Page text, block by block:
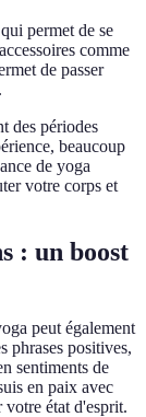
permet de se
comme
de passer
des périodes
beaucoup
de yoga
votre corps et
: un boost
peut également
phrases positives,
sentiments de
en paix avec
état d'esprit.